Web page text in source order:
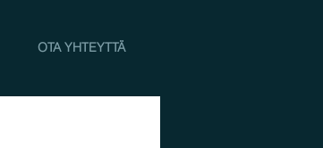
OTA YHTEYTTÄ